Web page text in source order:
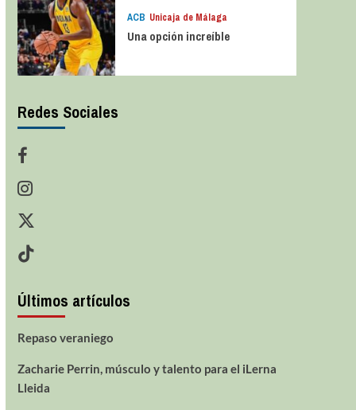
ACB Unicaja de Málaga
Una opción increíble
Redes Sociales
Últimos artículos
Repaso veraniego
Zacharie Perrin, músculo y talento para el iLerna
Lleida